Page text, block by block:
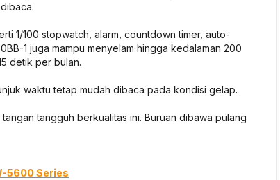
1/100 stopwatch, alarm, countdown timer, auto-
1 juga mampu menyelam hingga kedalaman 200
detik per bulan.
waktu tetap mudah dibaca pada kondisi gelap.
tangguh berkualitas ini. Buruan dibawa pulang
5600 Series